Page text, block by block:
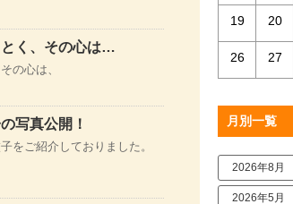
く、その心は…
の心は、
写真公開！
をご紹介しておりました。
19 20
26 27
月別一覧
2026年8月
2026年5月